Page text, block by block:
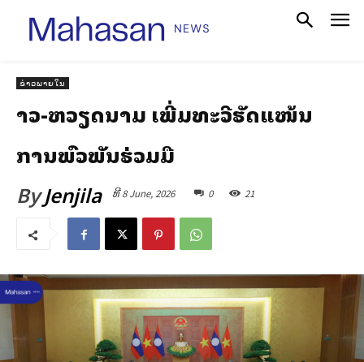
ຂ່າວພາຍໃນ
ລາວ-ຫວຽດນາມ ເພີ່ມທະວີຮັດແໜ້ນ
ການພົວພັນຮ່ວມມື
ByJenjila ທີ 8 June, 2026 0 21